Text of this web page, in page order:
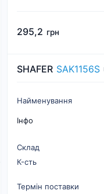
295,2 грн
SHAFER SAK1156S
Найменування
Інфо
Склад
К-cть
Термін поставки